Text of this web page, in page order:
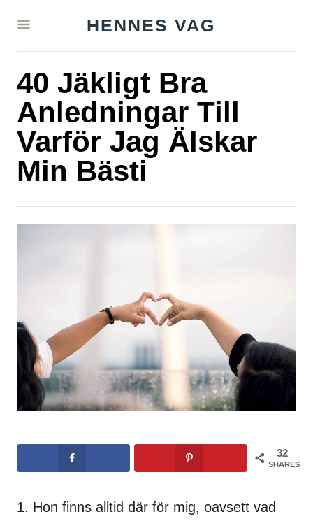
HENNES VAG
40 Jäkligt Bra
Anledningar Till
Varför Jag Älskar
Min Bästi
32
SHARES
1. Hon finns alltid där för mig, oavsett vad